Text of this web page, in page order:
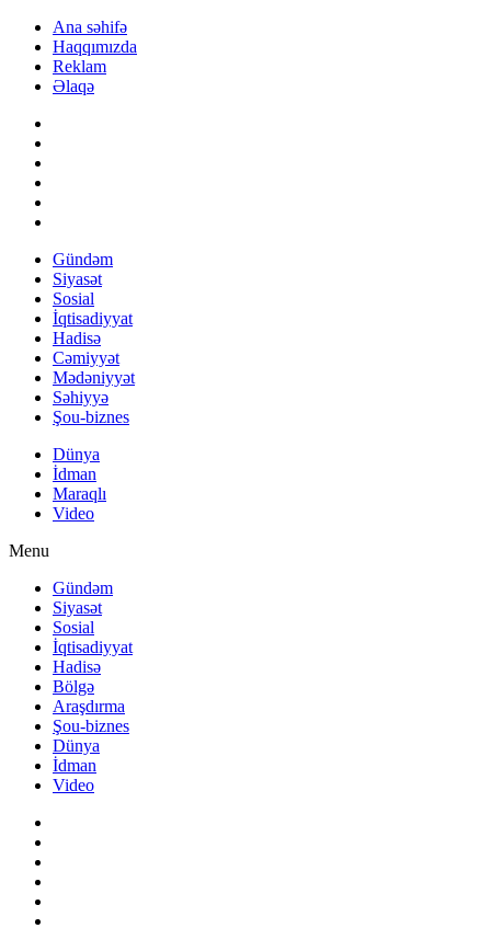
Ana səhifə
Haqqımızda
Reklam
Əlaqə
Gündəm
Siyasət
Sosial
İqtisadiyyat
Hadisə
Cəmiyyət
Mədəniyyət
Səhiyyə
Şou-biznes
Dünya
İdman
Maraqlı
Video
Menu
Gündəm
Siyasət
Sosial
İqtisadiyyat
Hadisə
Bölgə
Araşdırma
Şou-biznes
Dünya
İdman
Video